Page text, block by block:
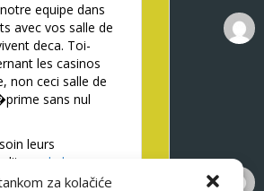
za kolačiće
equipe dans
avec vos salle de
deca. Toi-
les casinos
non ceci salle de
sans nul
leurs
code bonus
non